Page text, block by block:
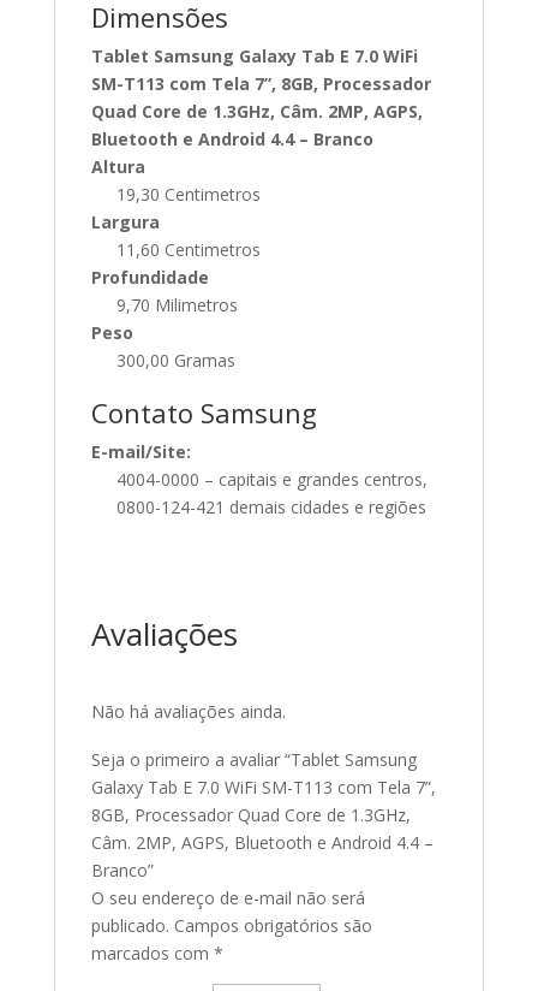
Dimensões
Tablet Samsung Galaxy Tab E 7.0 WiFi
SM-T113 com Tela 7”, 8GB, Processador
Quad Core de 1.3GHz, Câm. 2MP, AGPS,
Bluetooth e Android 4.4 – Branco
Altura
19,30 Centimetros
Largura
11,60 Centimetros
Profundidade
9,70 Milimetros
Peso
300,00 Gramas
Contato Samsung
E-mail/Site:
4004-0000 – capitais e grandes centros,
0800-124-421 demais cidades e regiões
Avaliações
Não há avaliações ainda.
Seja o primeiro a avaliar “Tablet Samsung
Galaxy Tab E 7.0 WiFi SM-T113 com Tela 7”,
8GB, Processador Quad Core de 1.3GHz,
Câm. 2MP, AGPS, Bluetooth e Android 4.4 –
Branco”
O seu endereço de e-mail não será
publicado. Campos obrigatórios são
marcados com *